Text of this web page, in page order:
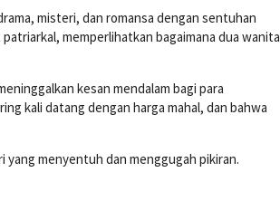
misteri, dan romansa dengan sentuhan
memperlihatkan bagaimana dua wanita
kesan mendalam bagi para
kali datang dengan harga mahal, dan bahwa
menyentuh dan menggugah pikiran.